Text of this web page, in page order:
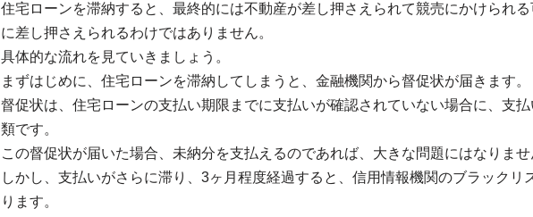
住宅ローンを滞納すると、最終的には不動産が差し押さえられて競売にかけられ
に差し押さえられるわけではありません。
具体的な流れを見ていきましょう。
まずはじめに、住宅ローンを滞納してしまうと、金融機関から督促状が届きます。
督促状は、住宅ローンの支払い期限までに支払いが確認されていない場合に、支
類です。
この督促状が届いた場合、未納分を支払えるのであれば、大きな問題にはなりませ
しかし、支払いがさらに滞り、3ヶ月程度経過すると、信用情報機関のブラックリ
ります。